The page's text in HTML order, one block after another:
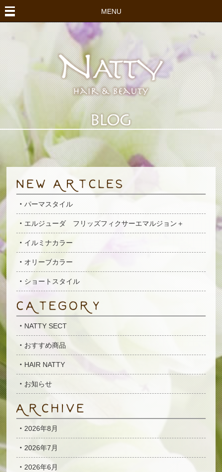
MENU
パーマスタイル
エルジューダ フリッズフィクサーエマルジョン＋
イルミナカラー
オリーブカラー
ショートスタイル
NATTY SECT
おすすめ商品
HAIR NATTY
お知らせ
2026年8月
2026年7月
2026年6月